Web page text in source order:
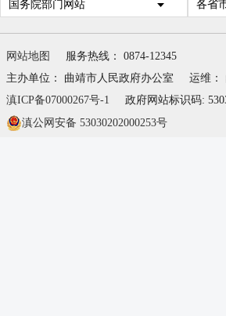
国务院部门网站 各省
网站地图
服务热线： 0874-12345
主办单位： 曲靖市人民政府办公室
运维：
滇ICP备07000267号-1
政府网站标识码:
滇公网安备 53030202000253号